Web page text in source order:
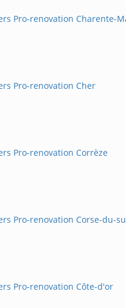
Pro-renovation Charente-
Pro-renovation Cher
Pro-renovation Corrèze
Pro-renovation Corse-du-
Pro-renovation Côte-d'or